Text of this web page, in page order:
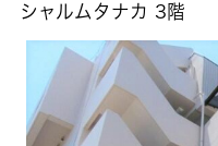
シャルムタナカ 3階